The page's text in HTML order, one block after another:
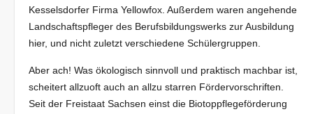
Kesselsdorfer Firma Yellowfox. Außerdem waren angehende
Landschaftspfleger des Berufsbildungswerks zur Ausbildung
hier, und nicht zuletzt verschiedene Schülergruppen.
Aber ach! Was ökologisch sinnvoll und praktisch machbar ist,
scheitert allzuoft auch an allzu starren Fördervorschriften.
Seit der Freistaat Sachsen einst die Biotoppflegeförderung